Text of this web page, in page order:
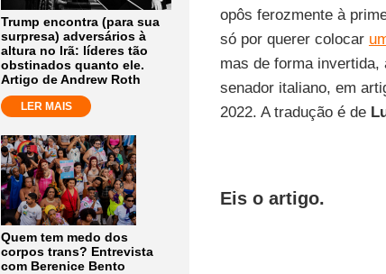
Trump encontra (para sua
surpresa) adversários à
altura no Irã: líderes tão
obstinados quanto ele.
Artigo de Andrew Roth
LER MAIS
Quem tem medo dos
corpos trans? Entrevista
com Berenice Bento
opôs ferozmente à
só por querer colocar
mas de forma invertida,
senador italiano, em
2022. A tradução é de
Eis o artigo.